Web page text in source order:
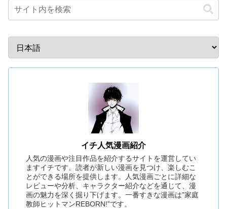
イチ人気漫画紹介
人気の漫画や注目作品を紹介するサイトを運営してい
ますイチです。読者が新しい漫画を見つけ、楽しむこ
とができる場所を提供します。人気漫画ごとに詳細な
レビューや分析、キャラクター紹介などを通じて、漫
画の魅力を深く掘り下げます。一番すきな漫画は”家庭
教師ヒットマンREBORN!”です。